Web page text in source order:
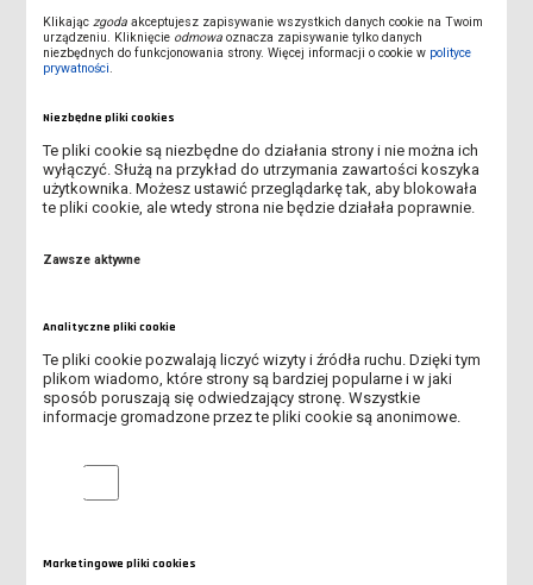
SZKOLENIA I WEBINARIA EBSCO - LIPIEC
BIBLIOTEKARZE Z WIZYTĄ WE WROCŁAWIU
EBOOKI SERII NOWA SZKOŁA DOSTĘPNE BEZPŁATNIE
SPOTKANIE DYREKTORÓW BIBLIOTEK I DOMÓW STUDENTA
NOWY NUMER LESZCZYŃSKIEGO NOTATNIKA AKADEMICKIEGO
KSIĄŻKA MIESIĄCA OD IBUKA - KWIECIEŃ
profesor matematyki na Uniwersytecie Kalifornijskim i Auckland
w Nowej Zelandii, a także profesor biologii molekularnej na
Klikając zgoda akceptujesz zapisywanie wszystkich danych cookie na Twoim
urządzeniu. Kliknięcie odmowa oznacza zapisywanie tylko danych
niezbędnych do funkcjonowania strony. Więcej informacji o cookie w polityce
prywatności
Niezbędne pliki cookies
Te pliki cookie są niezbędne do działania strony i nie można ich
wyłączyć. Służą na przykład do utrzymania zawartości koszyka
użytkownika. Możesz ustawić przeglądarkę tak, aby blokowała
te pliki cookie, ale wtedy strona nie będzie działała poprawnie.
Zawsze aktywne
Analityczne pliki cookie
Te pliki cookie pozwalają liczyć wizyty i źródła ruchu. Dzięki tym
plikom wiadomo, które strony są bardziej popularne i w jaki
sposób poruszają się odwiedzający stronę. Wszystkie
informacje gromadzone przez te pliki cookie są anonimowe.
Analityczne pliki cookie
Marketingowe pliki cookies